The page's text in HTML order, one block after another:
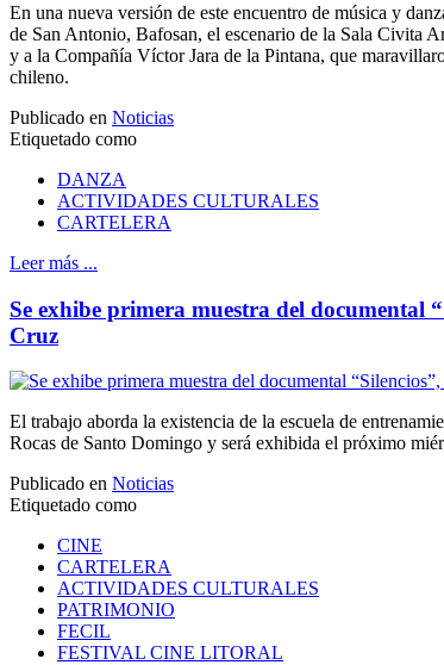
En una nueva versión de este encuentro de música y
de San Antonio, Bafosan, el escenario de la Sala Civita
y a la Compañía Víctor Jara de la Pintana, que
chileno.
Publicado en Noticias
Etiquetado como
DANZA
ACTIVIDADES CULTURALES
CARTELERA
Leer más ...
Se exhibe primera muestra del documental
Cruz
El trabajo aborda la existencia de la escuela de
Rocas de Santo Domingo y será exhibida el próximo
Publicado en Noticias
Etiquetado como
CINE
CARTELERA
ACTIVIDADES CULTURALES
PATRIMONIO
FECIL
FESTIVAL CINE LITORAL